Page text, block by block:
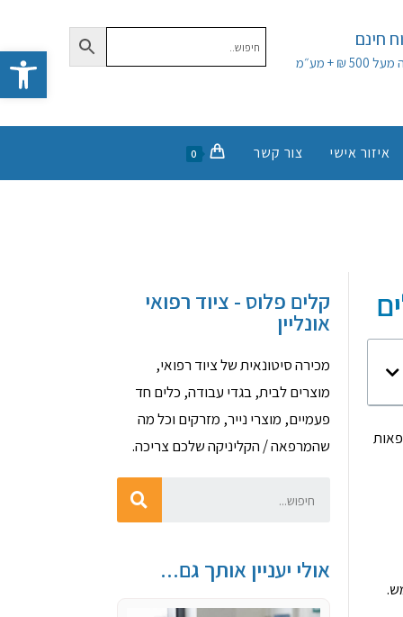
פתח סרגל נגישות
חינם
₪ + מע״מ
איזור אישי צור קשר 0
קלים פלוס - ציוד רפואי
אונליין
מכירה סיטונאית של ציוד רפואי,
מוצרים לבית, בגדי עבודה, כלים חד
פעמיים, מוצרי נייר, מזרקים וכל מה
שהמרפאה / הקליניקה שלכם צריכה.
אולי יעניין אותך גם...